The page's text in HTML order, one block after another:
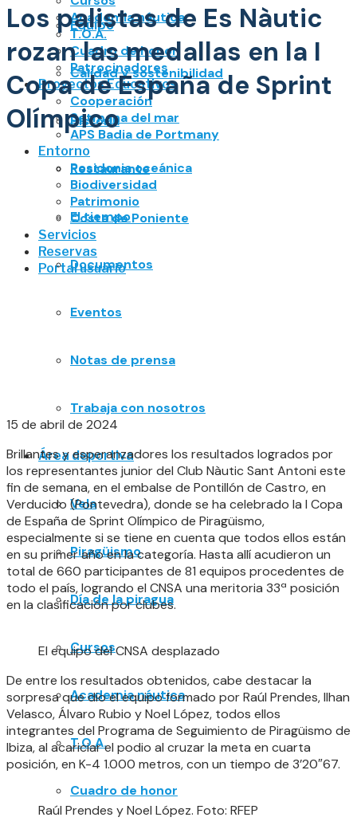
Academia náutica
T.O.A.
Cuadro de honor
Patrocinadores
Proyectos Educativos
Cooperación
Setmana del mar
APS Badia de Portmany
Entorno
Posidonia oceánica
Biodiversidad
Patrimonio
Costa de Poniente
Servicios
Reservas
Portal usuario
Equipo
Calidad y sostenibilidad
Historia
Restaurante
El tiempo
Documentos
Eventos
Notas de prensa
Trabaja con nosotros
Área deportiva
Vela
Piragüismo
Día de la piragua
Cursos
Academia náutica
T.O.A.
Cuadro de honor
Los palistas de Es Nàutic
rozan las medallas en la I
Copa de España de Sprint
Olímpico
15 de abril de 2024
Brillantes y esperanzadores los resultados logrados por
los representantes junior del Club Nàutic Sant Antoni este
fin de semana, en el embalse de Pontillón de Castro, en
Verducido (Pontevedra), donde se ha celebrado la I Copa
de España de Sprint Olímpico de Piragüismo,
especialmente si se tiene en cuenta que todos ellos están
en su primer año en la categoría. Hasta allí acudieron un
total de 660 participantes de 81 equipos procedentes de
todo el país, logrando el CNSA una meritoria 33ª posición
en la clasificación por clubes.
El equipo del CNSA desplazado
De entre los resultados obtenidos, cabe destacar la
sorpresa que dio el equipo formado por Raúl Prendes, Ilhan
Velasco, Álvaro Rubio y Noel López, todos ellos
integrantes del Programa de Seguimiento de Piragüismo de
Ibiza, al acariciar el podio al cruzar la meta en cuarta
posición, en K-4 1.000 metros, con un tiempo de 3’20″67.
Raúl Prendes y Noel López. Foto: RFEP